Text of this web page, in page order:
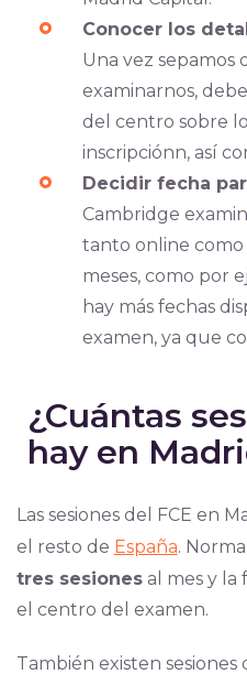
Conocer los
Una vez sepamos
examinarnos,
del centro sobre
inscripciónn, así
Decidir fecha
Cambridge
tanto online como
meses, como por
hay más fechas
examen, ya que
¿Cuántas
hay en
Las sesiones del FCE en
el resto de España.
tres sesionesal mes y la
el centro del examen.
También existen sesiones